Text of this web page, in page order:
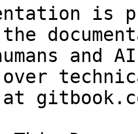
is
and
over
at